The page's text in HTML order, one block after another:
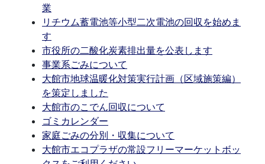
業
リチウム蓄電池等小型二次電池の回収を始めま
す
市役所の二酸化炭素排出量を公表します
事業系ごみについて
大館市地球温暖化対策実行計画（区域施策編）
を策定しました
大館市のこでん回収について
ゴミカレンダー
家庭ごみの分別・収集について
大館市エコプラザの常設フリーマーケットボッ